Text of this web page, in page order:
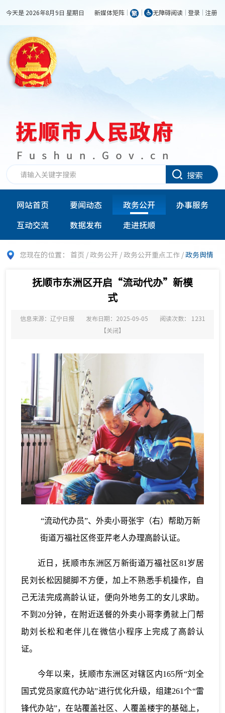
今天是 2026年8月9日 星期日 新媒体矩阵 无障碍阅读 登录 注册
搜索
网站首页 要闻动态 政务公开
办事服务
互动交流
数据发布 走进抚顺
您现在的位置： 首页 /政务公开 /政务公开重点工作 /政务舆情
抚顺市东洲区开启“流动代办”新模
式
信息来源：辽宁日报 发布日期：2025-09-05 阅读次数： 1231
【关闭】
“流动代办员”、外卖小哥张宇（右）帮助万新
街道万福社区佟亚芹老人办理高龄认证。
近日，抚顺市东洲区万新街道万福社区81岁居
民刘长松因腿脚不方便，加上不熟悉手机操作，自
己无法完成高龄认证，便向外地务工的女儿求助。
不到20分钟，在附近送餐的外卖小哥李勇就上门帮
助刘长松和老伴儿在微信小程序上完成了高龄认
证。
今年以来，抚顺市东洲区对辖区内165所“刘全
国式党员家庭代办站”进行优化升级，组建261个“雷
锋代办站”，在站覆盖社区、人覆盖楼宇的基础上，